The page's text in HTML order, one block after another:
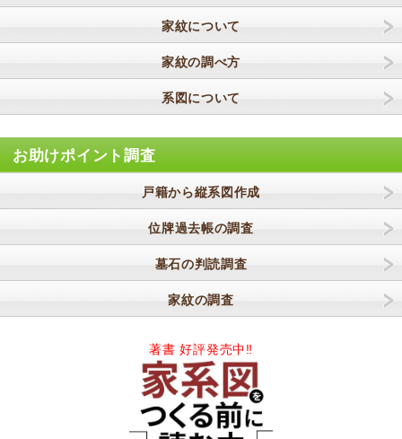
家紋について
家紋の調べ方
系図について
お助けポイント調査
戸籍から縦系図作成
位牌過去帳の調査
墓石の判読調査
家紋の調査
著書 好評発売中‼